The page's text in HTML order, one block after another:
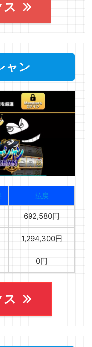
ス
ャン
払戻
692,580円
1,294,300円
0円
ス